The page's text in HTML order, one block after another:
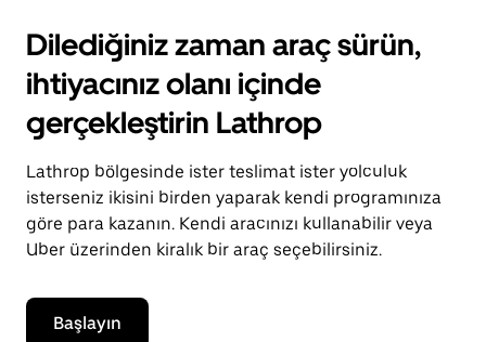
Dilediğiniz zaman araç sürün,
ihtiyacınız olanı içinde
gerçekleştirin Lathrop
Lathrop bölgesinde ister teslimat ister yolculuk
isterseniz ikisini birden yaparak kendi programınıza
göre para kazanın. Kendi aracınızı kullanabilir veya
Uber üzerinden kiralık bir araç seçebilirsiniz.
Başlayın